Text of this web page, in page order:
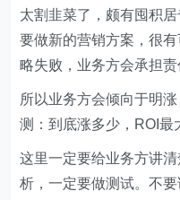
太割韭菜了，颇有囤积
要做新的营销方案，很
略失败，业务方会承担责
所以业务方会倾向于明
测：到底涨多少，ROI最
这里一定要给业务方讲
析，一定要做测试。不